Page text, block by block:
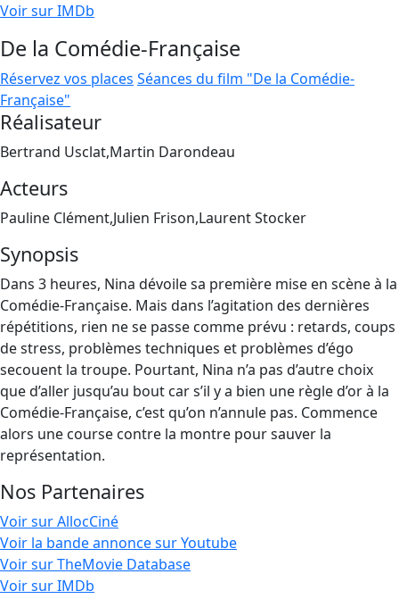
Voir sur IMDb
De la Comédie-Française
Réservez vos places Séances du film "De la Comédie-
Française"
Réalisateur
Bertrand Usclat,Martin Darondeau
Acteurs
Pauline Clément,Julien Frison,Laurent Stocker
Synopsis
Dans 3 heures, Nina dévoile sa première mise en scène à la
Comédie-Française. Mais dans l’agitation des dernières
répétitions, rien ne se passe comme prévu : retards, coups
de stress, problèmes techniques et problèmes d’égo
secouent la troupe. Pourtant, Nina n’a pas d’autre choix
que d’aller jusqu’au bout car s’il y a bien une règle d’or à la
Comédie-Française, c’est qu’on n’annule pas. Commence
alors une course contre la montre pour sauver la
représentation.
Nos Partenaires
Voir sur AllocCiné
Voir la bande annonce sur Youtube
Voir sur TheMovie Database
Voir sur IMDb